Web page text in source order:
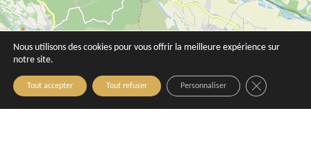
Nous utilisons des cookies pour vous offrir la meilleure expérience sur
notre site.
Tout accepter Tout refuser Personnaliser Close GDPR